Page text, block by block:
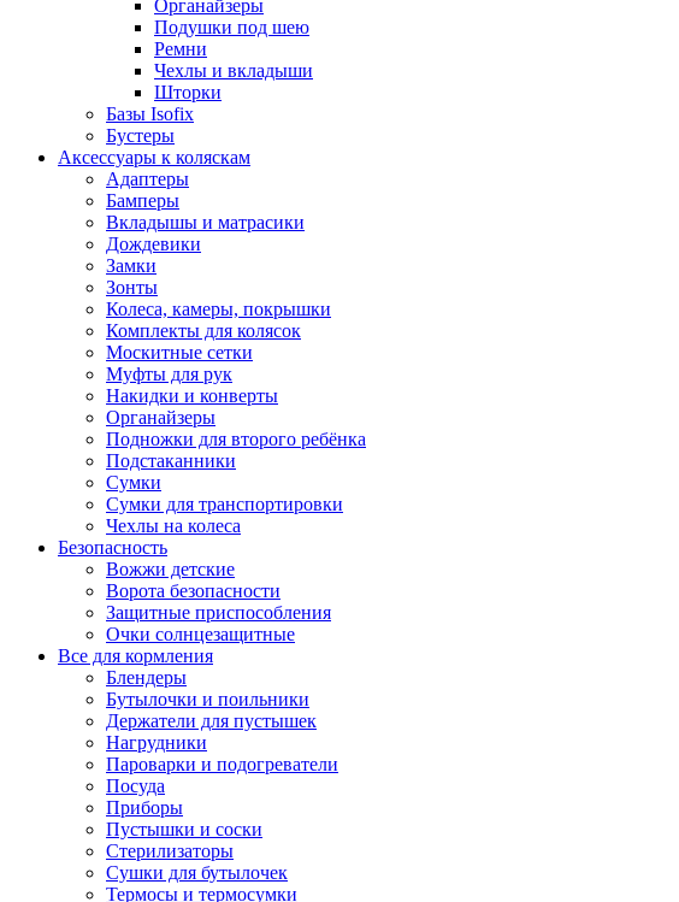
Органайзеры
Подушки под шею
Ремни
Чехлы и вкладыши
Шторки
Базы Isofix
Бустеры
Аксессуары к коляскам
Адаптеры
Бамперы
Вкладышы и матрасики
Дождевики
Замки
Зонты
Колеса, камеры, покрышки
Комплекты для колясок
Москитные сетки
Муфты для рук
Накидки и конверты
Органайзеры
Подножки для второго ребёнка
Подстаканники
Сумки
Сумки для транспортировки
Чехлы на колеса
Безопасность
Вожжи детские
Ворота безопасности
Защитные приспособления
Очки солнцезащитные
Все для кормления
Блендеры
Бутылочки и поильники
Держатели для пустышек
Нагрудники
Пароварки и подогреватели
Посуда
Приборы
Пустышки и соски
Стерилизаторы
Сушки для бутылочек
Термосы и термосумки